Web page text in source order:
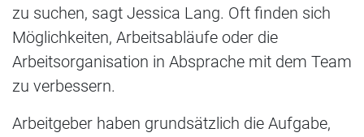
zu suchen, sagt Jessica Lang. Oft finden sich
Möglichkeiten, Arbeitsabläufe oder die
Arbeitsorganisation in Absprache mit dem Team
zu verbessern.
Arbeitgeber haben grundsätzlich die Aufgabe,